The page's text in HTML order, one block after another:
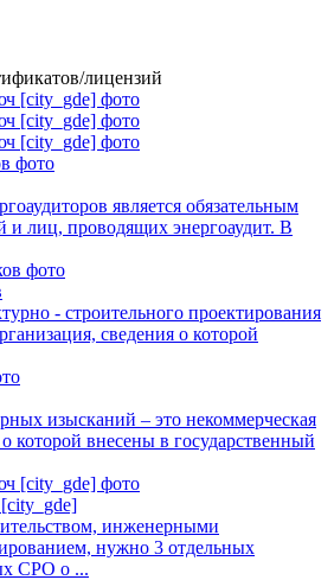
лицензий
является обязательным
и лиц, проводящих энергоаудит. В
- строительного проектирования
сведения о которой
изысканий – это некоммерческая
которой внесены в государственный
инженерными
нужно 3 отдельных
СРО о ...